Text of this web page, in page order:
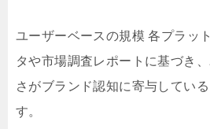
ユーザーベースの規模 各プラッ
タや市場調査レポートに基づき
さがブランド認知に寄与してい
す。